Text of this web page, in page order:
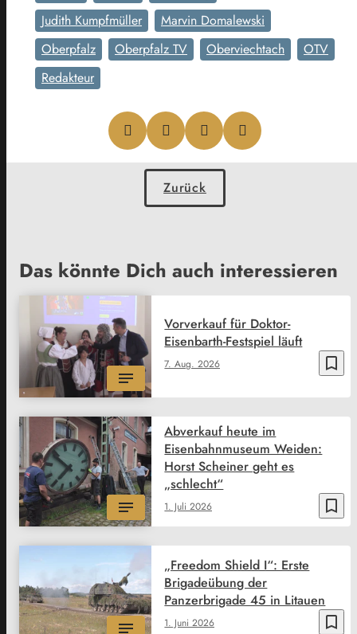
Judith Kumpfmüller
Marvin Domalewski
Oberpfalz
Oberpfalz TV Oberviechtach
OTV
Redakteur
Zurück
Das könnte Dich auch interessieren
bookmark_border
7. Aug. 2026
Vorverkauf für Doktor-
Eisenbarth-Festspiel läuft
bookmark_border
1. Juli 2026
Abverkauf heute im
Eisenbahnmuseum Weiden:
Horst Scheiner geht es
„schlecht“
bookmark_border
1. Juni 2026
„Freedom Shield I“: Erste
Brigadeübung der
Panzerbrigade 45 in Litauen